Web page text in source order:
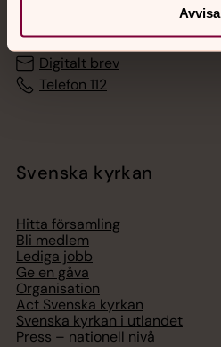
Avvisa
Chatt
Digitalt brev
Telefon 112
Svenska kyrkan
Hitta församling
Bli medlem
Lediga jobb
Ge en gåva
Organisation
Act Svenska kyrkan
Svenska kyrkan i utlandet
Press – nationell nivå